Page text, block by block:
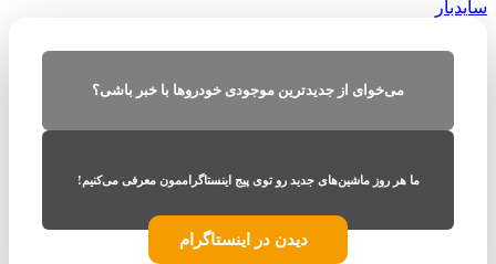
سایدبار
می‌خوای از جدیدترین موجودی خودروها با خبر باشی؟
ما هر روز ماشین‌های جدید رو توی پیج اینستاگراممون معرفی می‌کنیم!
دیدن در اینستاگرام